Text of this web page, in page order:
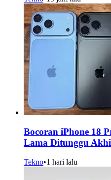
Bocoran iPhone 18
Lama Ditunggu
Tekno•1 hari lalu